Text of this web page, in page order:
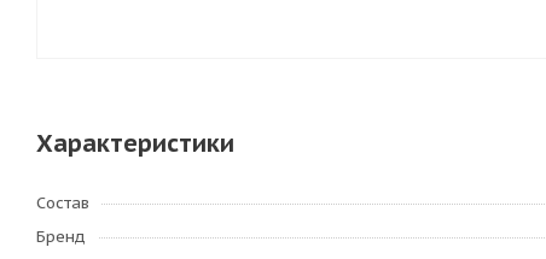
Характеристики
Состав
Бренд